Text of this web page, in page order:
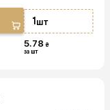
1шт
5.78 ₴
за шт